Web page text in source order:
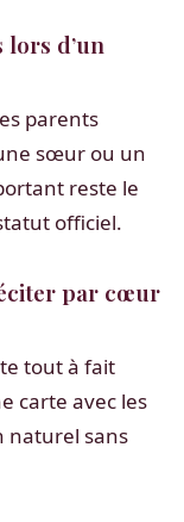
d’un
parents
sœur ou un
reste le
officiel.
par cœur
tout à fait
carte avec les
naturel sans